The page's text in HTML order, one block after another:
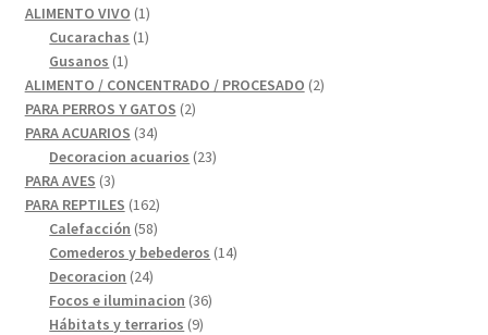
productos
ALIMENTO VIVO 11
producto
Cucarachas 11
Gusanos 11
producto
ALIMENTO / CONCENTRADO / PROCESADO 22
PARA PERROS Y GATOS 22
PARA ACUARIOS 3434
productos
Decoracion acuarios 2323
PARA AVES 33
productos
PARA REPTILES 162162
productos
Calefacción 5858
productos
Comederos y bebederos 1414
Decoracion 2424
productos
Focos e iluminacion 3636
Hábitats y terrarios 99